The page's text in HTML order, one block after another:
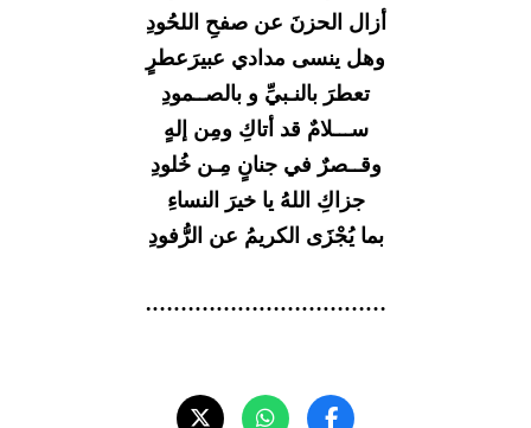
أزال الحزنَ عن صفحِ اللحُودِ
وهل ينسى مدادي عبيرَعطرٍ
تعطرَ بالنـبيِّ و بالصــمودِ
ســـلامٌ قد أتاكِ ومِن إلهٍ
وقــصرٌ في جنانٍ مِـن خُلودِ
جزاكِ اللهُ يا خيرَ النساءِ
بما يُجْزَى الكريمُ عن الرُّفودِ
…………………………….